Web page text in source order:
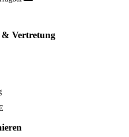
& Vertretung